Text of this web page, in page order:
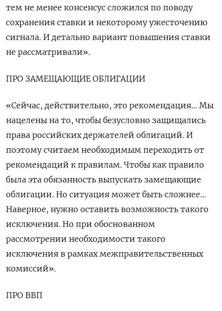
тем не менее консенсус сложился по поводу
сохранения ставки и некоторому ужесточению
сигнала. И детально вариант повышения ставки
не рассматривали».
ПРО ЗАМЕЩАЮЩИЕ ОБЛИГАЦИИ
«Сейчас, действительно, это рекомендация... Мы
нацелены на то, чтобы безусловно защищались
права российских держателей облигаций. И
поэтому считаем необходимым переходить от
рекомендаций к правилам. Чтобы как правило
была эта обязанность выпускать замещающие
облигации. Но ситуация может быть сложнее...
Наверное, нужно оставить возможность такого
исключения. Но при обоснованном
рассмотрении необходимости такого
исключения в рамках межправительственных
комиссий».
ПРО ВВП